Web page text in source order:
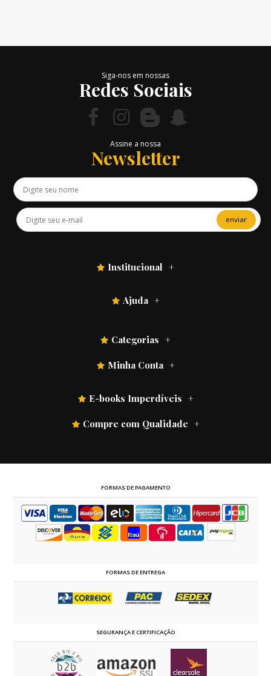
Siga-nos em nossas
Redes Sociais
Assine a nossa
Newsletter
enviar
Institucional
Ajuda
Categorias
Minha Conta
E-books Imperdíveis
Compre com Qualidade
FORMAS DE PAGAMENTO
FORMAS DE ENTREGA
SEGURANÇA E CERTIFICAÇÃO